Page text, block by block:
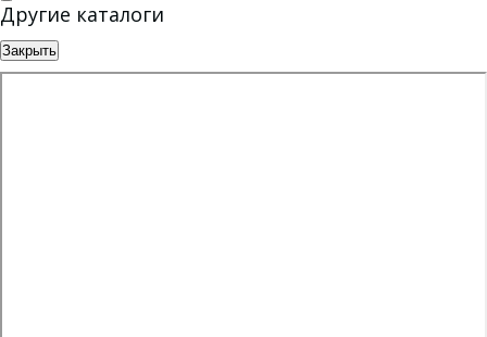
Другие каталоги
Закрыть